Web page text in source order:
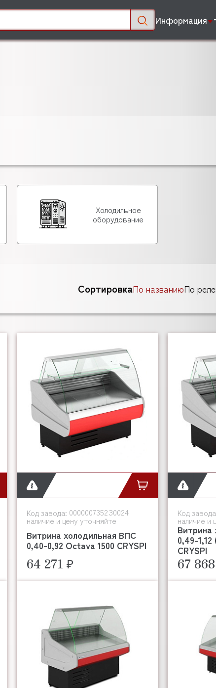
Информация
Холодильное
оборудование
СортировкаПо названиюПо
Код завода: 0000007352З0024
наличие и цену уточняйте
Витрина холодильная ВПС
0,40-0,92 Octava 1500 CRYSPI
64 271 ₽
Код
наличие и
Витрина
0,49-
CRYSPI
67